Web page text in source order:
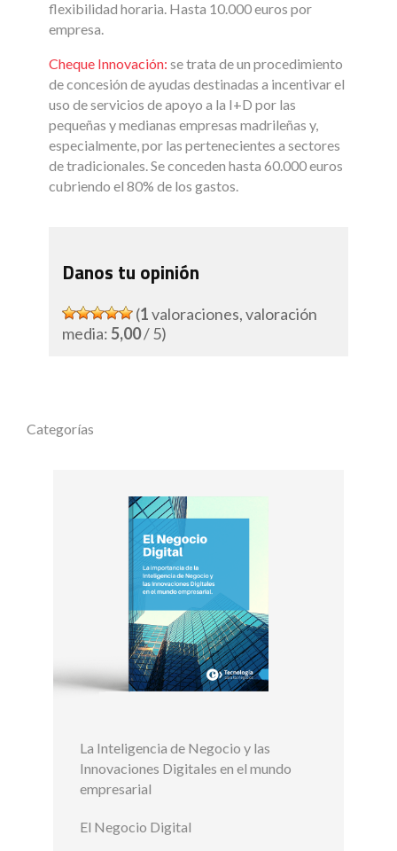
flexibilidad horaria. Hasta 10.000 euros por
empresa.
Cheque Innovación: se trata de un procedimiento
de concesión de ayudas destinadas a incentivar el
uso de servicios de apoyo a la I+D por las
pequeñas y medianas empresas madrileñas y,
especialmente, por las pertenecientes a sectores
de tradicionales. Se conceden hasta 60.000 euros
cubriendo el 80% de los gastos.
Danos tu opinión
(1valoraciones, valoración
media:5,00/ 5)
Categorías
La Inteligencia de Negocio y las
Innovaciones Digitales en el mundo
empresarial
El Negocio Digital